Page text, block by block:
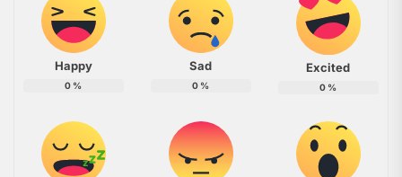
Happy
0 %
Sad
0 %
Excited
0 %